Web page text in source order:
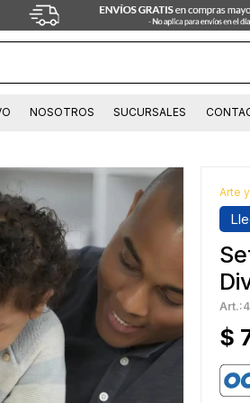
NOSOTROS SUCURSALES
Arte
$